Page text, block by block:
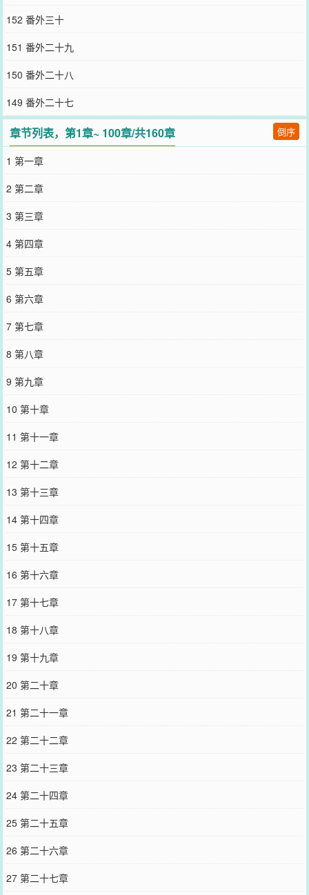
152 番外三十
151 番外二十九
150 番外二十八
149 番外二十七
章节列表，第1章~ 100章/共160章 倒序
1 第一章
2 第二章
3 第三章
4 第四章
5 第五章
6 第六章
7 第七章
8 第八章
9 第九章
10 第十章
11 第十一章
12 第十二章
13 第十三章
14 第十四章
15 第十五章
16 第十六章
17 第十七章
18 第十八章
19 第十九章
20 第二十章
21 第二十一章
22 第二十二章
23 第二十三章
24 第二十四章
25 第二十五章
26 第二十六章
27 第二十七章